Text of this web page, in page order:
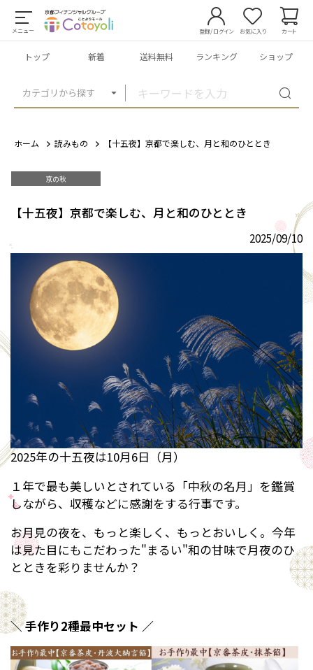
メニュー
カテゴリから探す
登録/ログイン お気に入り カート
トップ 新着 送料無料 ランキング ショップ
ホーム 読みもの 【十五夜】京都で楽しむ、月と和のひととき
京の秋
【十五夜】京都で楽しむ、月と和のひととき
2025/09/10
2025年の十五夜は10月6日（月）
１年で最も美しいとされている「中秋の名月」を鑑賞
しながら、収穫などに感謝をする行事です。
お月見の夜を、もっと楽しく、もっとおいしく。今年
は見た目にもこだわった"まるい"和の甘味で月夜のひ
とときを彩りませんか？
＼ 手作り2種最中セット ／